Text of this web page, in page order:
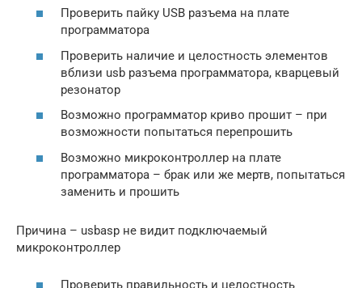
Проверить пайку USB разъема на плате
программатора
Проверить наличие и целостность элементов
вблизи usb разъема программатора, кварцевый
резонатор
Возможно программатор криво прошит – при
возможности попытаться перепрошить
Возможно микроконтроллер на плате
программатора – брак или же мертв, попытаться
заменить и прошить
Причина – usbasp не видит подключаемый
микроконтроллер
Проверить правильность и целостность